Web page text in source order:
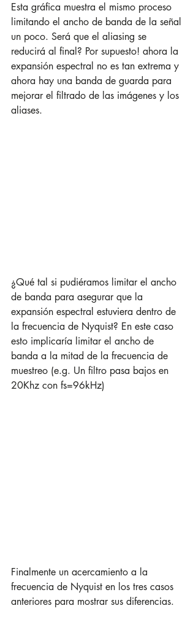
Esta gráfica muestra el mismo proceso
limitando el ancho de banda de la señal
un poco. Será que el aliasing se
reducirá al final? Por supuesto! ahora la
expansión espectral no es tan extrema y
ahora hay una banda de guarda para
mejorar el filtrado de las imágenes y los
aliases.
¿Qué tal si pudiéramos limitar el ancho
de banda para asegurar que la
expansión espectral estuviera dentro de
la frecuencia de Nyquist? En este caso
esto implicaría limitar el ancho de
banda a la mitad de la frecuencia de
muestreo (e.g. Un filtro pasa bajos en
20Khz con fs=96kHz)
Finalmente un acercamiento a la
frecuencia de Nyquist en los tres casos
anteriores para mostrar sus diferencias.